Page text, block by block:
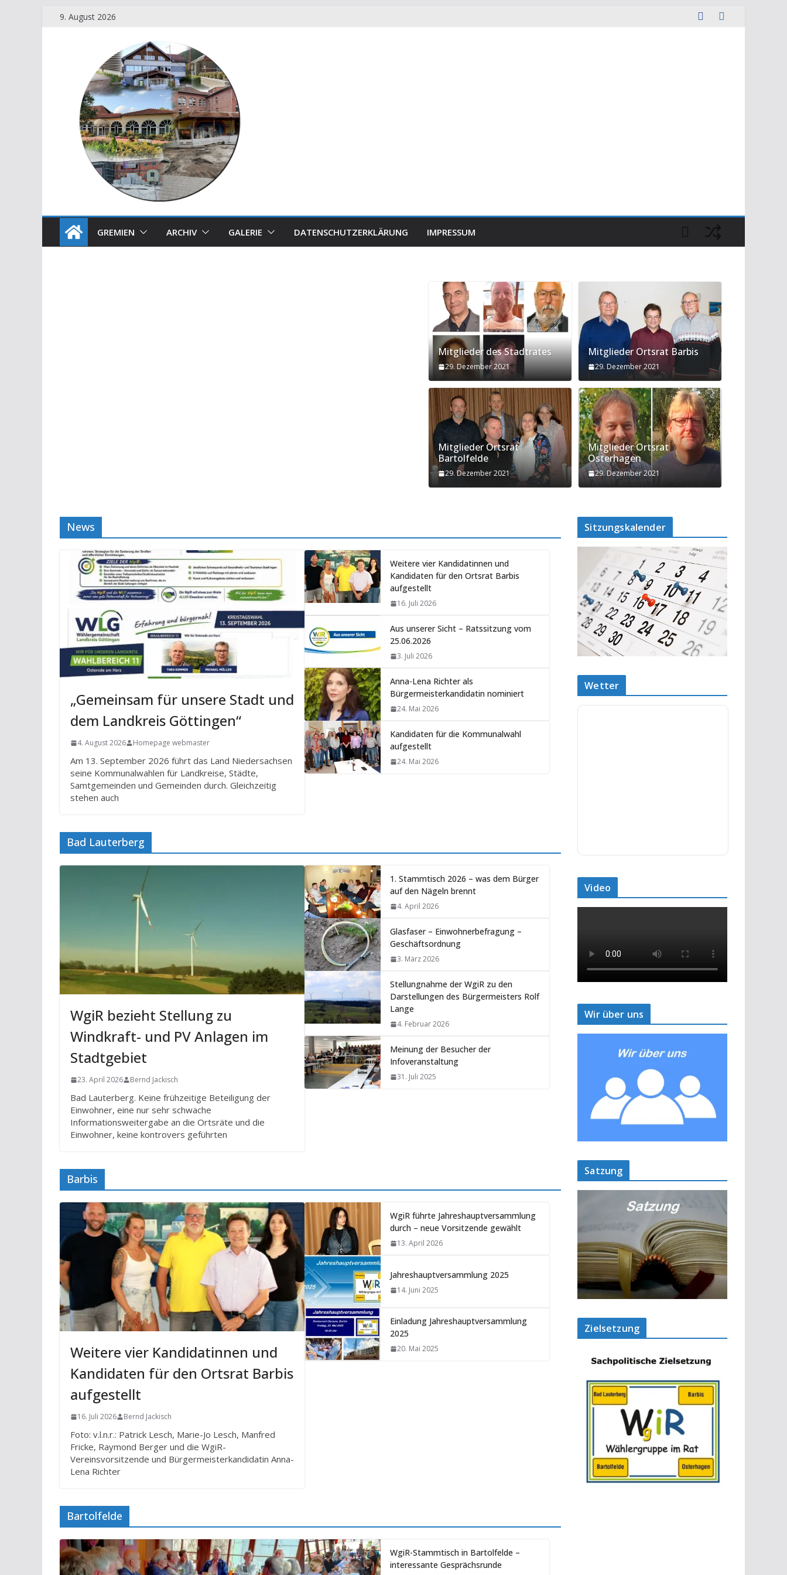
9. August 2026
GREMIEN ARCHIV GALERIE DATENSCHUTZERKLÄRUNG IMPRESSUM
Mitglieder des Stadtrates
29. Dezember 2021
Mitglieder Ortsrat Barbis
29. Dezember 2021
Mitglieder Ortsrat
Bartolfelde
29. Dezember 2021
Mitglieder Ortsrat
Osterhagen
29. Dezember 2021
News
„Gemeinsam für unsere Stadt und
dem Landkreis Göttingen“
4. August 2026 Homepage webmaster
Am 13. September 2026 führt das Land Niedersachsen
seine Kommunalwahlen für Landkreise, Städte,
Samtgemeinden und Gemeinden durch. Gleichzeitig
stehen auch
Weitere vier Kandidatinnen und
Kandidaten für den Ortsrat Barbis
aufgestellt
16. Juli 2026
Aus unserer Sicht – Ratssitzung vom
25.06.2026
3. Juli 2026
Anna-Lena Richter als
Bürgermeisterkandidatin nominiert
24. Mai 2026
Kandidaten für die Kommunalwahl
aufgestellt
24. Mai 2026
Bad Lauterberg
WgiR bezieht Stellung zu
Windkraft- und PV Anlagen im
Stadtgebiet
23. April 2026 Bernd Jackisch
Bad Lauterberg. Keine frühzeitige Beteiligung der
Einwohner, eine nur sehr schwache
Informationsweitergabe an die Ortsräte und die
Einwohner, keine kontrovers geführten
1. Stammtisch 2026 – was dem Bürger
auf den Nägeln brennt
4. April 2026
Glasfaser – Einwohnerbefragung –
Geschäftsordnung
3. März 2026
Stellungnahme der WgiR zu den
Darstellungen des Bürgermeisters Rolf
Lange
4. Februar 2026
Meinung der Besucher der
Infoveranstaltung
31. Juli 2025
Barbis
Weitere vier Kandidatinnen und
Kandidaten für den Ortsrat Barbis
aufgestellt
16. Juli 2026 Bernd Jackisch
Foto: v.l.n.r.: Patrick Lesch, Marie-Jo Lesch, Manfred
Fricke, Raymond Berger und die WgiR-
Vereinsvorsitzende und Bürgermeisterkandidatin Anna-
Lena Richter
WgiR führte Jahreshauptversammlung
durch – neue Vorsitzende gewählt
13. April 2026
Jahreshauptversammlung 2025
14. Juni 2025
Einladung Jahreshauptversammlung
2025
20. Mai 2025
Bartolfelde
WgiR-Stammtisch in Bartolfelde –
interessante Gesprächsrunde
Sitzungskalender
Wetter
Video
Wir über uns
Satzung
Zielsetzung